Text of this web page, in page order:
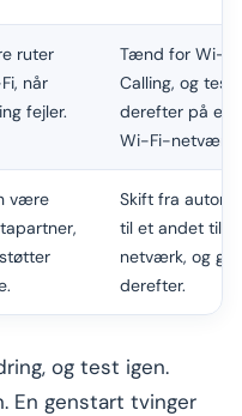
ruter
når
fejler.
Tænd for Wi-Fi
Calling, og test
derefter på et
Wi-Fi-netværk.
være
Skift fra
til et andet
netværk, og
derefter.
og test igen.
En genstart tvinger